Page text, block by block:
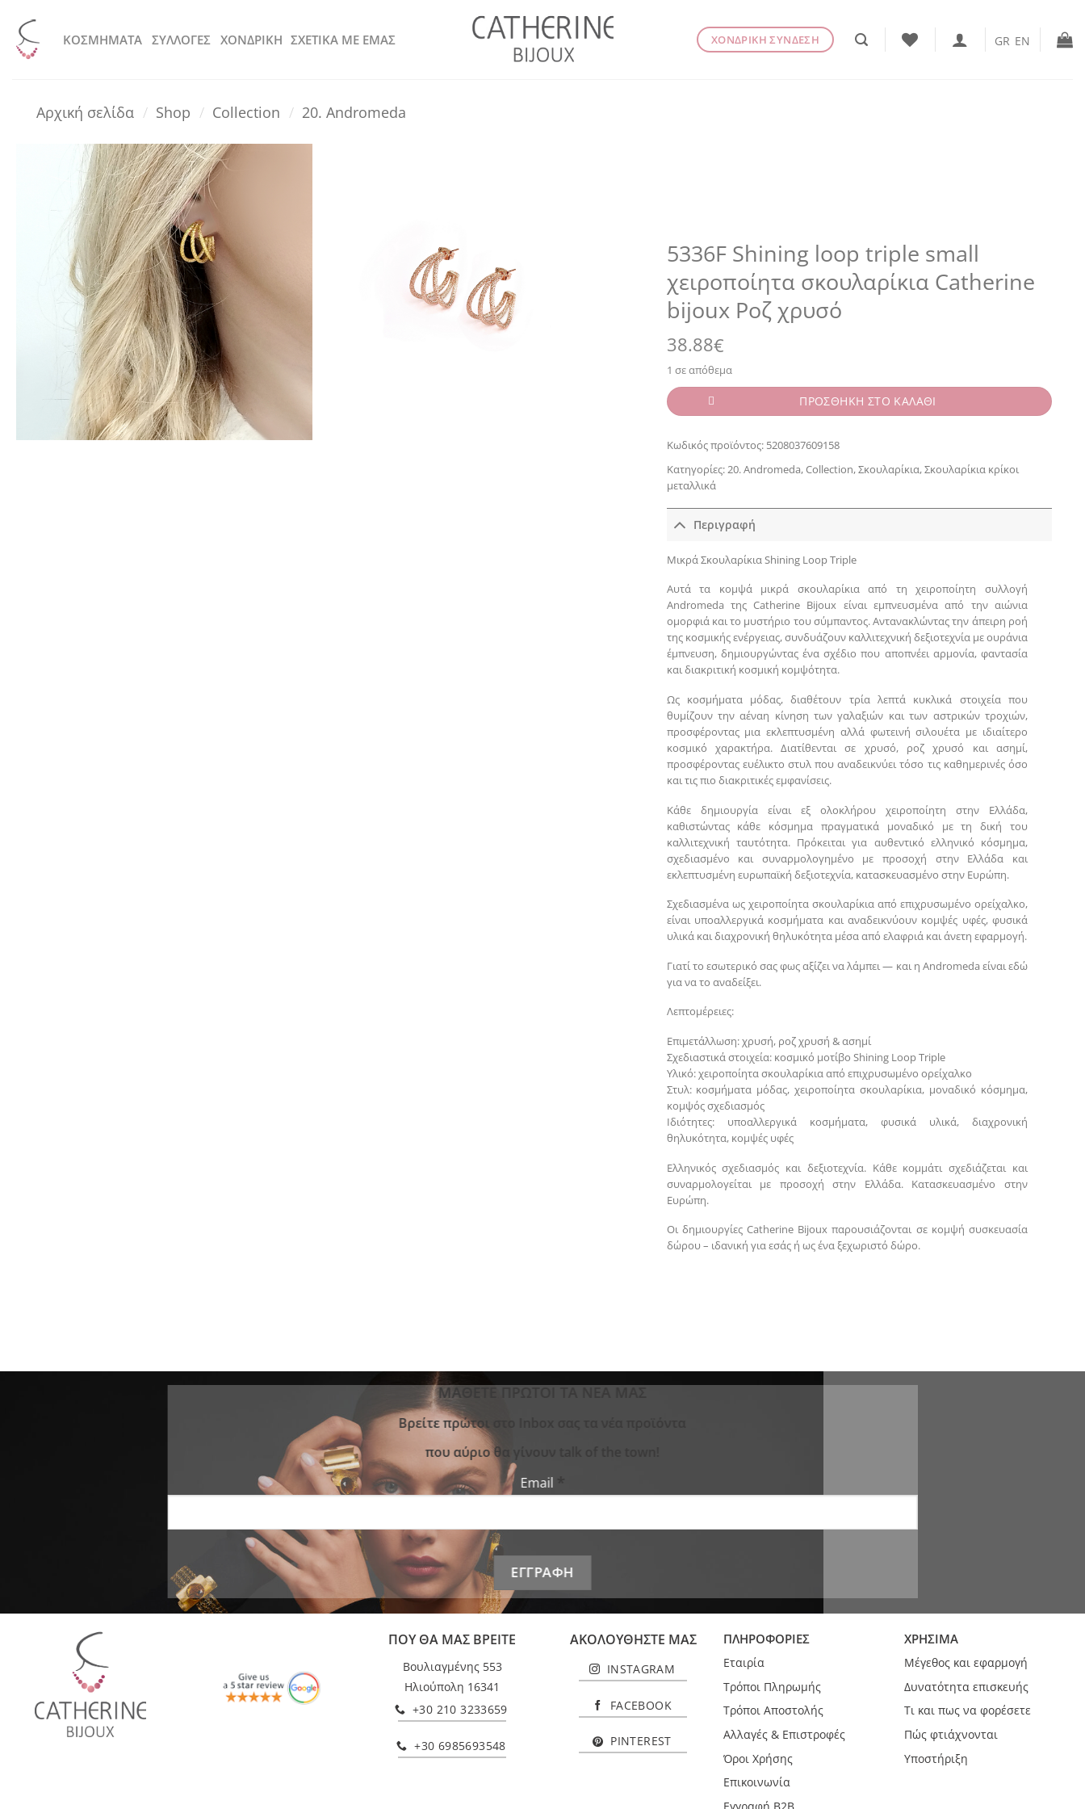
στο
περιεχόμενο
KOΣΜΗΜΑΤΑ ΣΥΛΛΟΓΕΣ ΧΟΝΔΡΙΚΗ ΣΧΕΤΙΚΑ ΜΕ ΕΜΑΣ ΧΟΝΔΡΙΚΗ ΣΥΝΔΕΣΗ GR EN
Αρχική σελίδα / Shop / Collection / 20. Andromeda
5336F Shining loop triple small
χειροποίητα σκουλαρίκια Catherine
bijoux Ροζ χρυσό
38.88€
1 σε απόθεμα
ΠΡΟΣΘΗΚΗ ΣΤΟ ΚΑΛΑΘΙ
Κωδικός προϊόντος: 5208037609158
Κατηγορίες:20. Andromeda,Collection,Σκουλαρίκια,Σκουλαρίκια κρίκοι
μεταλλικά
Περιγραφή
Μικρά Σκουλαρίκια Shining Loop Triple
Αυτά τα κομψά μικρά σκουλαρίκια από τη χειροποίητη συλλογή
Andromeda της Catherine Bijoux είναι εμπνευσμένα από την αιώνια
ομορφιά και το μυστήριο του σύμπαντος. Αντανακλώντας την άπειρη ροή
της κοσμικής ενέργειας, συνδυάζουν καλλιτεχνική δεξιοτεχνία με ουράνια
έμπνευση, δημιουργώντας ένα σχέδιο που αποπνέει αρμονία, φαντασία
και διακριτική κοσμική κομψότητα.
Ως κοσμήματα μόδας, διαθέτουν τρία λεπτά κυκλικά στοιχεία που
θυμίζουν την αέναη κίνηση των γαλαξιών και των αστρικών τροχιών,
προσφέροντας μια εκλεπτυσμένη αλλά φωτεινή σιλουέτα με ιδιαίτερο
κοσμικό χαρακτήρα. Διατίθενται σε χρυσό, ροζ χρυσό και ασημί,
προσφέροντας ευέλικτο στυλ που αναδεικνύει τόσο τις καθημερινές όσο
και τις πιο διακριτικές εμφανίσεις.
Κάθε δημιουργία είναι εξ ολοκλήρου χειροποίητη στην Ελλάδα,
καθιστώντας κάθε κόσμημα πραγματικά μοναδικό με τη δική του
καλλιτεχνική ταυτότητα. Πρόκειται για αυθεντικό ελληνικό κόσμημα,
σχεδιασμένο και συναρμολογημένο με προσοχή στην Ελλάδα και
εκλεπτυσμένη ευρωπαϊκή δεξιοτεχνία, κατασκευασμένο στην Ευρώπη.
Σχεδιασμένα ως χειροποίητα σκουλαρίκια από επιχρυσωμένο ορείχαλκο,
είναι υποαλλεργικά κοσμήματα και αναδεικνύουν κομψές υφές, φυσικά
υλικά και διαχρονική θηλυκότητα μέσα από ελαφριά και άνετη εφαρμογή.
Γιατί το εσωτερικό σας φως αξίζει να λάμπει — και η Andromeda είναι εδώ
για να το αναδείξει.
Λεπτομέρειες:
Επιμετάλλωση: χρυσή, ροζ χρυσή & ασημί
Σχεδιαστικά στοιχεία: κοσμικό μοτίβο Shining Loop Triple
Υλικό: χειροποίητα σκουλαρίκια από επιχρυσωμένο ορείχαλκο
Στυλ: κοσμήματα μόδας, χειροποίητα σκουλαρίκια, μοναδικό κόσμημα,
κομψός σχεδιασμός
Ιδιότητες: υποαλλεργικά κοσμήματα, φυσικά υλικά, διαχρονική
θηλυκότητα, κομψές υφές
Ελληνικός σχεδιασμός και δεξιοτεχνία. Κάθε κομμάτι σχεδιάζεται και
συναρμολογείται με προσοχή στην Ελλάδα. Κατασκευασμένο στην
Ευρώπη.
Οι δημιουργίες Catherine Bijoux παρουσιάζονται σε κομψή συσκευασία
δώρου – ιδανική για εσάς ή ως ένα ξεχωριστό δώρο.
ΜΑΘΕΤΕ ΠΡΩΤΟΙ ΤΑ ΝΕΑ ΜΑΣ
Bρείτε πρώτοι στο Inbox σας τα νέα προϊόντα
που αύριο θα γίνουν talk of the town!
Email
ΠΟΥ ΘΑ ΜΑΣ ΒΡΕΙΤΕ
Βουλιαγμένης 553
Ηλιούπολη 16341
+30 210 3233659
+30 6985693548
ΑΚΟΛΟΥΘΗΣΤΕ ΜΑΣ
INSTAGRAM
FACEBOOK
PINTEREST
ΠΛΗΡΟΦΟΡΙΕΣ
Εταιρία
Τρόποι Πληρωμής
Τρόποι Αποστολής
Αλλαγές & Επιστροφές
Όροι Χρήσης
Επικοινωνία
ΧΡΗΣΙΜΑ
Μέγεθος και εφαρμογή
Δυνατότητα επισκευής
Τι και πως να φορέσετε
Πώς φτιάχνονται
Υποστήριξη